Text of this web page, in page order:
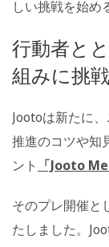
しい挑戦を始め
行動者と
組みに挑
Jootoは新たに
推進のコツや知
ント 「Jooto
そのプレ開催と
たしました。